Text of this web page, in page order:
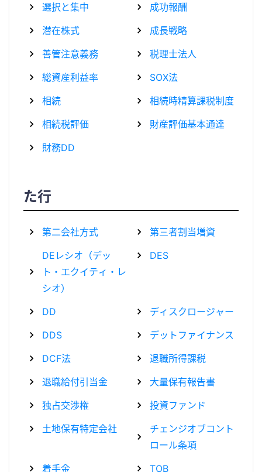
選択と集中
成功報酬
潜在株式
成長戦略
善管注意義務
税理士法人
総資産利益率
SOX法
相続
相続時精算課税制度
相続税評価
財産評価基本通達
財務DD
た行
第二会社方式
第三者割当増資
DEレシオ（デッ
ト・エクイティ・レ
シオ）
DES
DD
ディスクロージャー
DDS
デットファイナンス
DCF法
退職所得課税
退職給付引当金
大量保有報告書
独占交渉権
投資ファンド
土地保有特定会社
チェンジオブコント
ロール条項
着手金
TOB